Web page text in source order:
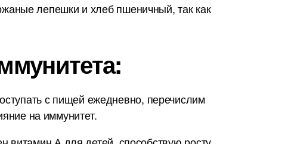
лепешки и хлеб пшеничный, так как
с пищей ежедневно, перечислим
на иммунитет.